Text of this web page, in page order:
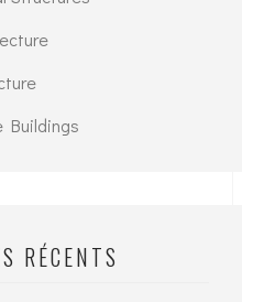
Buildings
RÉCENTS